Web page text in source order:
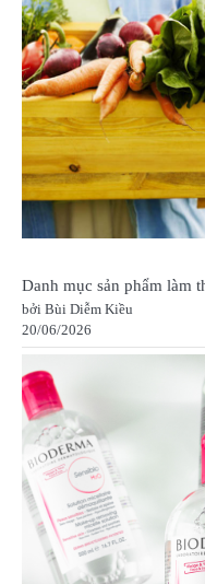
Danh mục sản phẩm làm
bởi Bùi Diễm Kiều
20/06/2026